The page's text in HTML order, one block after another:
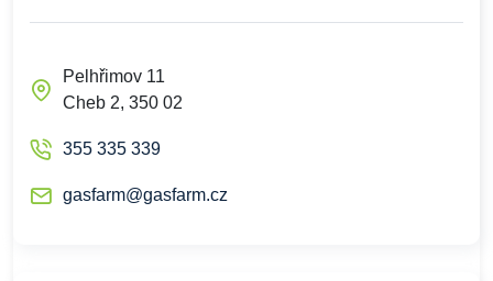
Pelhřimov 11
Cheb 2, 350 02
355 335 339
gasfarm@gasfarm.cz